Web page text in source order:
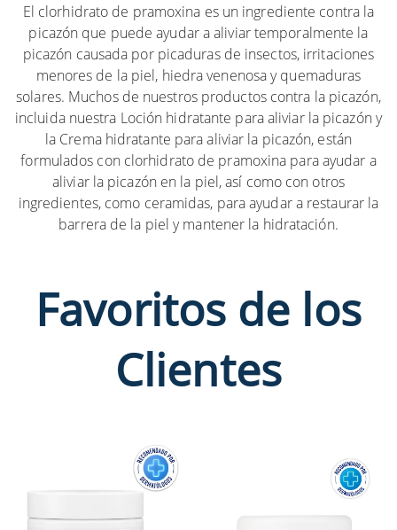
El clorhidrato de pramoxina es un ingrediente contra la
picazón que puede ayudar a aliviar temporalmente la
picazón causada por picaduras de insectos, irritaciones
menores de la piel, hiedra venenosa y quemaduras
solares. Muchos de nuestros productos contra la picazón,
incluida nuestra Loción hidratante para aliviar la picazón y
la Crema hidratante para aliviar la picazón, están
formulados con clorhidrato de pramoxina para ayudar a
aliviar la picazón en la piel, así como con otros
ingredientes, como ceramidas, para ayudar a restaurar la
barrera de la piel y mantener la hidratación.
Favoritos de los
Clientes